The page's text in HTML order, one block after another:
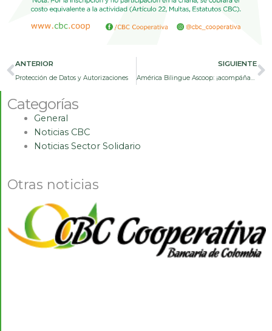
Prev
ANTERIOR
Protección de Datos y Autorizaciones
SIGUIENTE
América Bilingue Ascoop: ¡acompáñanos al lanzamiento desde donde estés!
Categorías
General
Noticias CBC
Noticias Sector Solidario
Otras noticias